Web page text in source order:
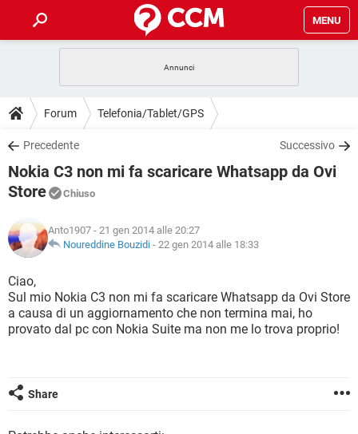
MENU
INTRATTENIMENTO ANDROID
iOS
INSTAGRAM WHATSAPP
TIKTOK
HARDWARE
GUIDE
COVID-19 GAMING
iOS
TIKTOK FACEBOOK
DOWNLOAD
COVID-19 GAMING
INTRATTENIMENTO
iOS WINDOWS 10
INSTAGRAM
TIKTOK
HARDWARE
FORUM
INTRATTENIMENTO ANDROID
INSTAGRAM WHATSAPP
GLOSSARIO
COVID-19
INTRATTENIMENTO
iOS WINDOWS 10
INSTAGRAM WHATSAPP
HARDWARE
Forum Telefonia/Tablet/GPS
Precedente Successivo
Nokia C3 non mi fa scaricare Whatsapp da Ovi
Store
Chiuso
Anto1907 - 21 gen 2014 alle 20:27
Noureddine Bouzidi - 22 gen 2014 alle 18:33
Ciao,
Sul mio Nokia C3 non mi fa scaricare Whatsapp da Ovi Store
a causa di un aggiornamento che non termina mai, ho
provato dal pc con Nokia Suite ma non me lo trova proprio!
Share